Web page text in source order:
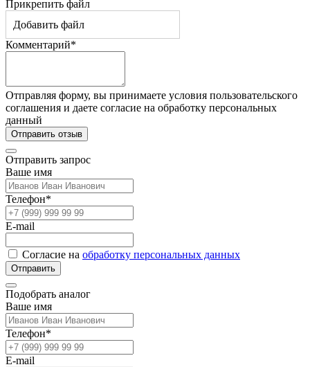
Прикрепить файл
Добавить файл
Комментарий*
Отправляя форму, вы принимаете условия пользовательского
соглашения и даете согласие на обработку персональных
данный
Отправить отзыв
Отправить запрос
Ваше имя
Телефон*
E-mail
Согласие на обработку персональных данных
Отправить
Подобрать аналог
Ваше имя
Телефон*
E-mail